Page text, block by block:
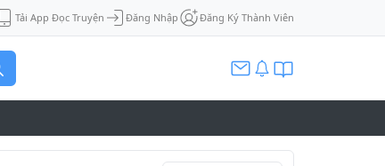
Tải App Đọc Truyện Đăng Nhập Đăng Ký Thành Viên